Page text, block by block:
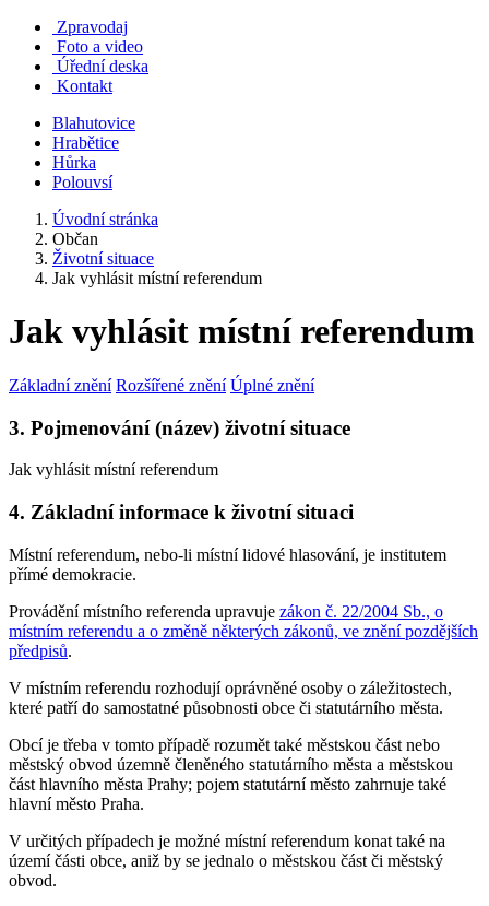
Zpravodaj
Foto a video
Úřední deska
Kontakt
Blahutovice
Hrabětice
Hůrka
Polouvsí
Úvodní stránka
Občan
Životní situace
Jak vyhlásit místní referendum
Jak vyhlásit místní referendum
Základní znění Rozšířené znění Úplné znění
3. Pojmenování (název) životní situace
Jak vyhlásit místní referendum
4. Základní informace k životní situaci
Místní referendum, nebo-li místní lidové hlasování, je institutem
přímé demokracie.
Provádění místního referenda upravuje zákon č. 22/2004 Sb., o
místním referendu a o změně některých zákonů, ve znění pozdějších
předpisů.
V místním referendu rozhodují oprávněné osoby o záležitostech,
které patří do samostatné působnosti obce či statutárního města.
Obcí je třeba v tomto případě rozumět také městskou část nebo
městský obvod územně členěného statutárního města a městskou
část hlavního města Prahy; pojem statutární město zahrnuje také
hlavní město Praha.
V určitých případech je možné místní referendum konat také na
území části obce, aniž by se jednalo o městskou část či městský
obvod.